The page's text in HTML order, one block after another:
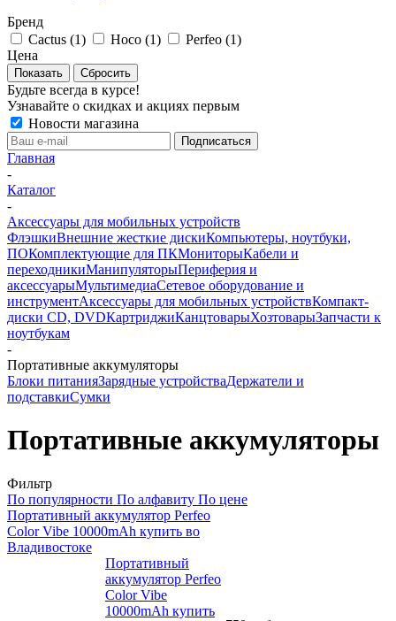
Бренд
Cactus (1) Hoco (1) Perfeo (1)
Цена
Сбросить
Будьте всегда в курсе!
Узнавайте о скидках и акциях первым
Новости магазина
Главная
-
Каталог
-
Аксессуары для мобильных устройств
ФлэшкиВнешние жесткие дискиКомпьютеры, ноутбуки,
ПОКомплектующие для ПКМониторыКабели и
переходникиМанипуляторыПериферия и
аксессуарыМультимедиаСетевое оборудование и
инструментАксессуары для мобильных устройствКомпакт-
диски CD, DVDКартриджиКанцтоварыХозтоварыЗапчасти к
ноутбукам
-
Портативные аккумуляторы
Блоки питанияЗарядные устройстваДержатели и
подставкиСумки
Портативные аккумуляторы
Фильтр
По популярности По алфавиту По цене
Портативный аккумулятор Perfeo
Color Vibe 10000mAh купить во
Владивостоке
Портативный
аккумулятор Perfeo
Color Vibe
10000mAh купить